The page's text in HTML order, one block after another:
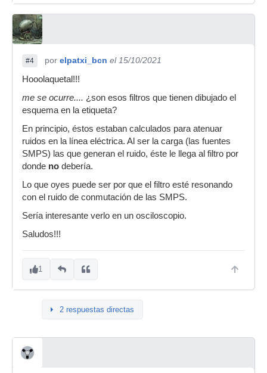
#4 por elpatxi_bcn el 15/10/2021
Hooolaquetal!!!
me se ocurre.... ¿son esos filtros que tienen dibujado el
esquema en la etiqueta?
En principio, éstos estaban calculados para atenuar
ruidos en la línea eléctrica. Al ser la carga (las fuentes
SMPS) las que generan el ruido, éste le llega al filtro por
donde no debería.
Lo que oyes puede ser por que el filtro esté resonando
con el ruido de conmutación de las SMPS.
Sería interesante verlo en un osciloscopio.
Saludos!!!
1
2 respuestas directas